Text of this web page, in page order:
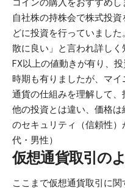
コインの購入をおすすめ
自社株の持株会で株式投
どに投資を行っていまし
散に良い」と言われ詳しく
FX以上の値動きが有り、
時期も有りましたが、マ
通貨の仕組みを理解して、
他の投資とは違い、価格
のセキュリティ（信頼性
代・男性）
仮想通貨取引の
ここまで仮想通貨取引に